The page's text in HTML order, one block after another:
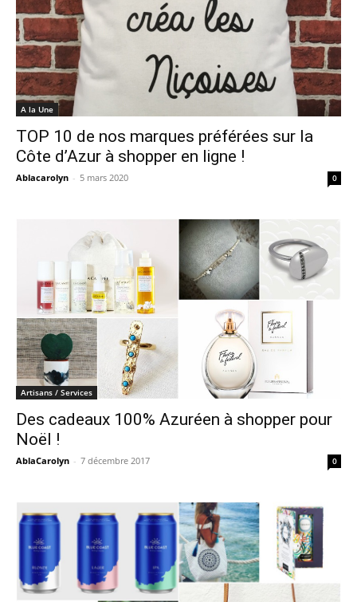
A la Une
TOP 10 de nos marques préférées sur la
Côte d’Azur à shopper en ligne !
Ablacarolyn - 5 mars 2020 0
Artisans / Services
Des cadeaux 100% Azuréen à shopper pour
Noël !
AblaCarolyn - 7 décembre 2017 0